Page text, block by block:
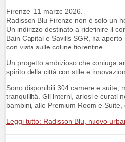
Firenze, 11 marzo 2026.
Radisson Blu Firenze non è solo un
Un indirizzo destinato a ridefinire il
Bain Capital e Savills SGR, ha
con vista sulle colline fiorentine.
Un progetto ambizioso che coniuga
spirito della città con stile e
Sono disponibili 304 camere e suite,
tranquillità. Gli interni, ariosi e curati
bambini, alle Premium Room e
Leggi tutto: Radisson Blu, nuovo